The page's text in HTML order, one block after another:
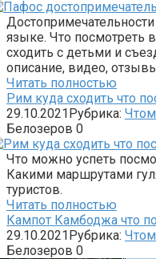
языке. Что посмотреть
сходить с детьми и
описание, видео,
Читать полностью
Рим куда сходить что
29.10.2021Рубрика:
Белозеров 0
Что можно успеть
Какими маршрутами
туристов.
Читать полностью
Кампот Камбоджа что
29.10.2021Рубрика:
Белозеров 0